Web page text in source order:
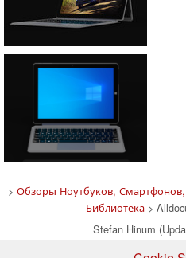
> Обзоры Ноутбуков,
Библиотека>
Stefan Hinum